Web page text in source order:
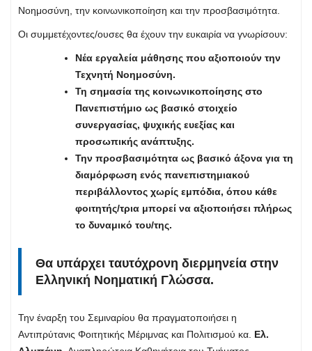
Νοημοσύνη, την κοινωνικοποίηση και την προσβασιμότητα.
Οι συμμετέχοντες/ουσες θα έχουν την ευκαιρία να γνωρίσουν:
Νέα εργαλεία μάθησης που αξιοποιούν την
Τεχνητή Νοημοσύνη.
Τη σημασία της κοινωνικοποίησης στο
Πανεπιστήμιο ως βασικό στοιχείο
συνεργασίας, ψυχικής ευεξίας και
προσωπικής ανάπτυξης.
Την προσβασιμότητα ως βασικό άξονα για τη
διαμόρφωση ενός πανεπιστημιακού
περιβάλλοντος χωρίς εμπόδια, όπου κάθε
φοιτητής/τρια μπορεί να αξιοποιήσει πλήρως
το δυναμικό του/της.
Θα υπάρχει ταυτόχρονη διερμηνεία στην
Ελληνική Νοηματική Γλώσσα.
Την έναρξη του Σεμιναρίου θα πραγματοποιήσει η
Αντιπρύτανις Φοιτητικής Μέριμνας και Πολιτισμού κα. Ελ.